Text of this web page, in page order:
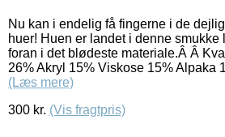
Nu kan i endelig få fingerne i de
huer! Huen er landet i denne
foran i det blødeste materiale.Â Â
26% Akryl 15% Viskose 15% Alpaka
(Læs mere)
300 kr. (Vis fragtpris)